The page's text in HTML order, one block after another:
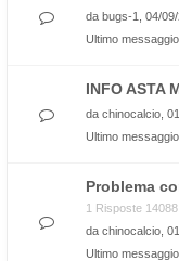
da bugs-1
, 04/
Ultimo
INFO ASTA
da chinocalcio ,
Ultimo
Problema
1 Risposte
da chinocalcio ,
Ultimo